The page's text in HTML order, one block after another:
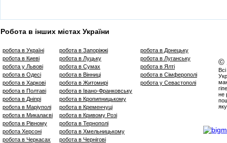
Робота в інших містах України
робота в Україні
робота в Киеві
робота у Львові
робота в Одесі
робота в Харкові
робота в Полтаві
робота в Дніпрі
робота в Маріуполі
робота в Микалаєві
робота в Рівному
робота Херсоні
робота в Черкасах
робота в Запоріжжі
робота в Луцьку
робота в Сумах
робота в Вінниці
робота в Житомирі
робота в Івано-Франковську
робота в Кропипницькому
робота в Кременчуці
робота в Кривому Розі
робота в Тернополі
робота в Хмельницькому
робота в Чернігові
робота в Донецьку
робота в Луганську
робота в Ялті
робота в Сімферополі
робота у Севастополі
©
не